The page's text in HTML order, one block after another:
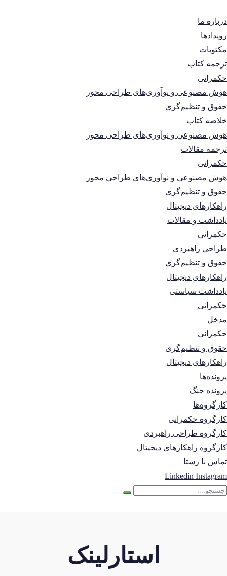
درباره ما
رویدادها
مکتوبات
ترجمه کتاب
حکمرانی
هوش مصنوعی و نوآوری‌های طراحی محور
حقوق و تنظیم‌گری
خلاصه کتاب
هوش مصنوعی و نوآوری‌های طراحی محور
ترجمه مقالات
حکمرانی
هوش مصنوعی و نوآوری‌های طراحی محور
حقوق و تنظیم‌گری
راهکارهای دیجیتال
یادداشت و مقالات
حکمرانی
طراحی راهبردی
حقوق و تنظیم‌گری
راهکارهای دیجیتال
یادداشت سیاستی
حکمرانی
مدخل
حکمرانی
حقوق و تنظیم‌گری
راهکارهای دیجیتال
پرونده‌ها
پرونده جنگ
کارگروه‌ها
کارگروه حکمرانی
کارگروه طراحی راهبردی
کارگروه راهکارهای دیجیتال
تماس با رستا
Linkedin Instagram
استارلینک